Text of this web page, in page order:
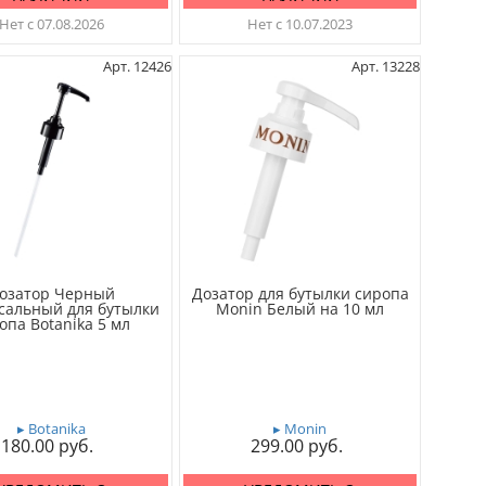
с 07.08.2026 Нет с 10.07.2023
Арт. 12426
Черный
для бутылки
Botanika 5 мл
▸ Botanika
180.00
Арт. 13228
Дозатор для бутылки сиропа
Monin Белый на 10 мл
▸ Monin
299.00